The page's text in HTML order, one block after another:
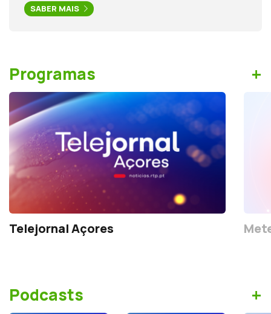
SABER MAIS
Programas +
Telejornal Açores
Podcasts +